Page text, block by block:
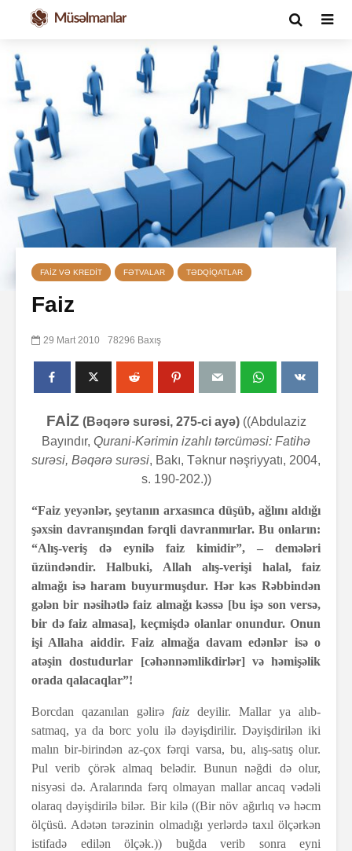
FAIZ VƏ KREDIT FƏTVALAR TƏDQIQATLAR
Faiz
29 Mart 2010 78296 Baxış
FAİZ (Bəqərə surəsi, 275-ci ayə)((Abdulaziz
Bayındır, Qurani-Kərimin izahlı tərcüməsi: Fatihə
surəsi, Bəqərə surəsi, Bakı, Təknur nəşriyyatı, 2004,
s. 190-202.))
“Faiz yeyənlər, şeytanın arxasınca düşüb, ağlını aldığı
şəxsin davranışından fərqli davranmırlar. Bu onların:
“Alış-veriş də eynilə faiz kimidir”, – demələri
üzündəndir. Halbuki, Allah alış-verişi halal, faiz
almağı isə haram buyurmuşdur. Hər kəs Rəbbindən
gələn bir nəsihətlə faiz almağı kəssə [bu işə son versə,
bir də faiz almasa], keçmişdə olanlar onundur. Onun
işi Allaha aiddir. Faiz almağa davam edənlər isə o
atəşin dostudurlar [cəhənnəmlikdirlər] və həmişəlik
orada qalacaqlar”!
Borcdan qazanılan gəlirə faiz deyilir. Mallar ya alıb-
satmaq, ya da borc yolu ilə dəyişdirilir. Dəyişdirilən iki
malın bir-birindən az-çox fərqi varsa, bu, alış-satış olur.
Pul verib çörək almaq belədir. Bunun nəğdi də olur,
nisyəsi də. Aralarında fərq olmayan mallar ancaq vədəli
olaraq dəyişdirilə bilər. Bir kilə ((Bir növ ağırlıq və həcm
ölçüsü. Adətən tərəzinin olmadığı yerlərdə taxıl ölçərkən
istifadə edilən ölçək.)) buğda verib sonra eyni